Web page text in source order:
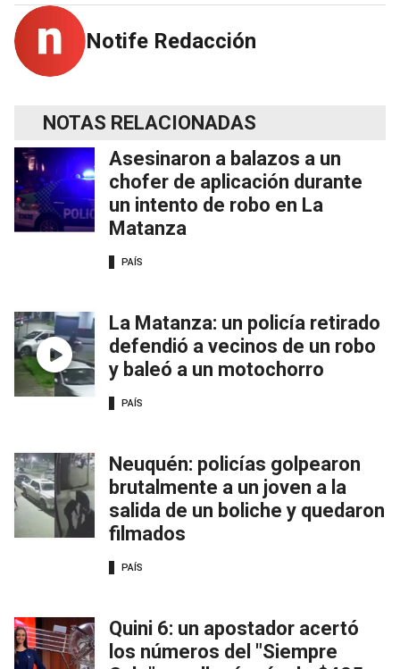
Notife Redacción
NOTAS RELACIONADAS
Asesinaron a balazos a un
chofer de aplicación durante
un intento de robo en La
Matanza
PAÍS
La Matanza: un policía retirado
defendió a vecinos de un robo
y baleó a un motochorro
PAÍS
Neuquén: policías golpearon
brutalmente a un joven a la
salida de un boliche y quedaron
filmados
PAÍS
Quini 6: un apostador acertó
los números del "Siempre